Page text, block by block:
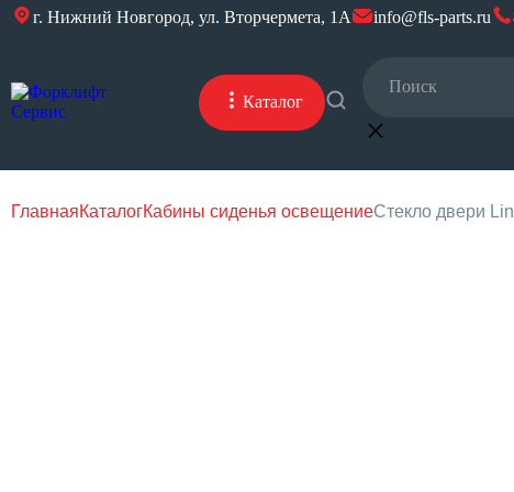
г. Нижний Новгород, ул. Вторчермета, 1А info@fls-parts.ru
Каталог
ГлавнаяКаталогКабины сиденья освещениеСтекло двери